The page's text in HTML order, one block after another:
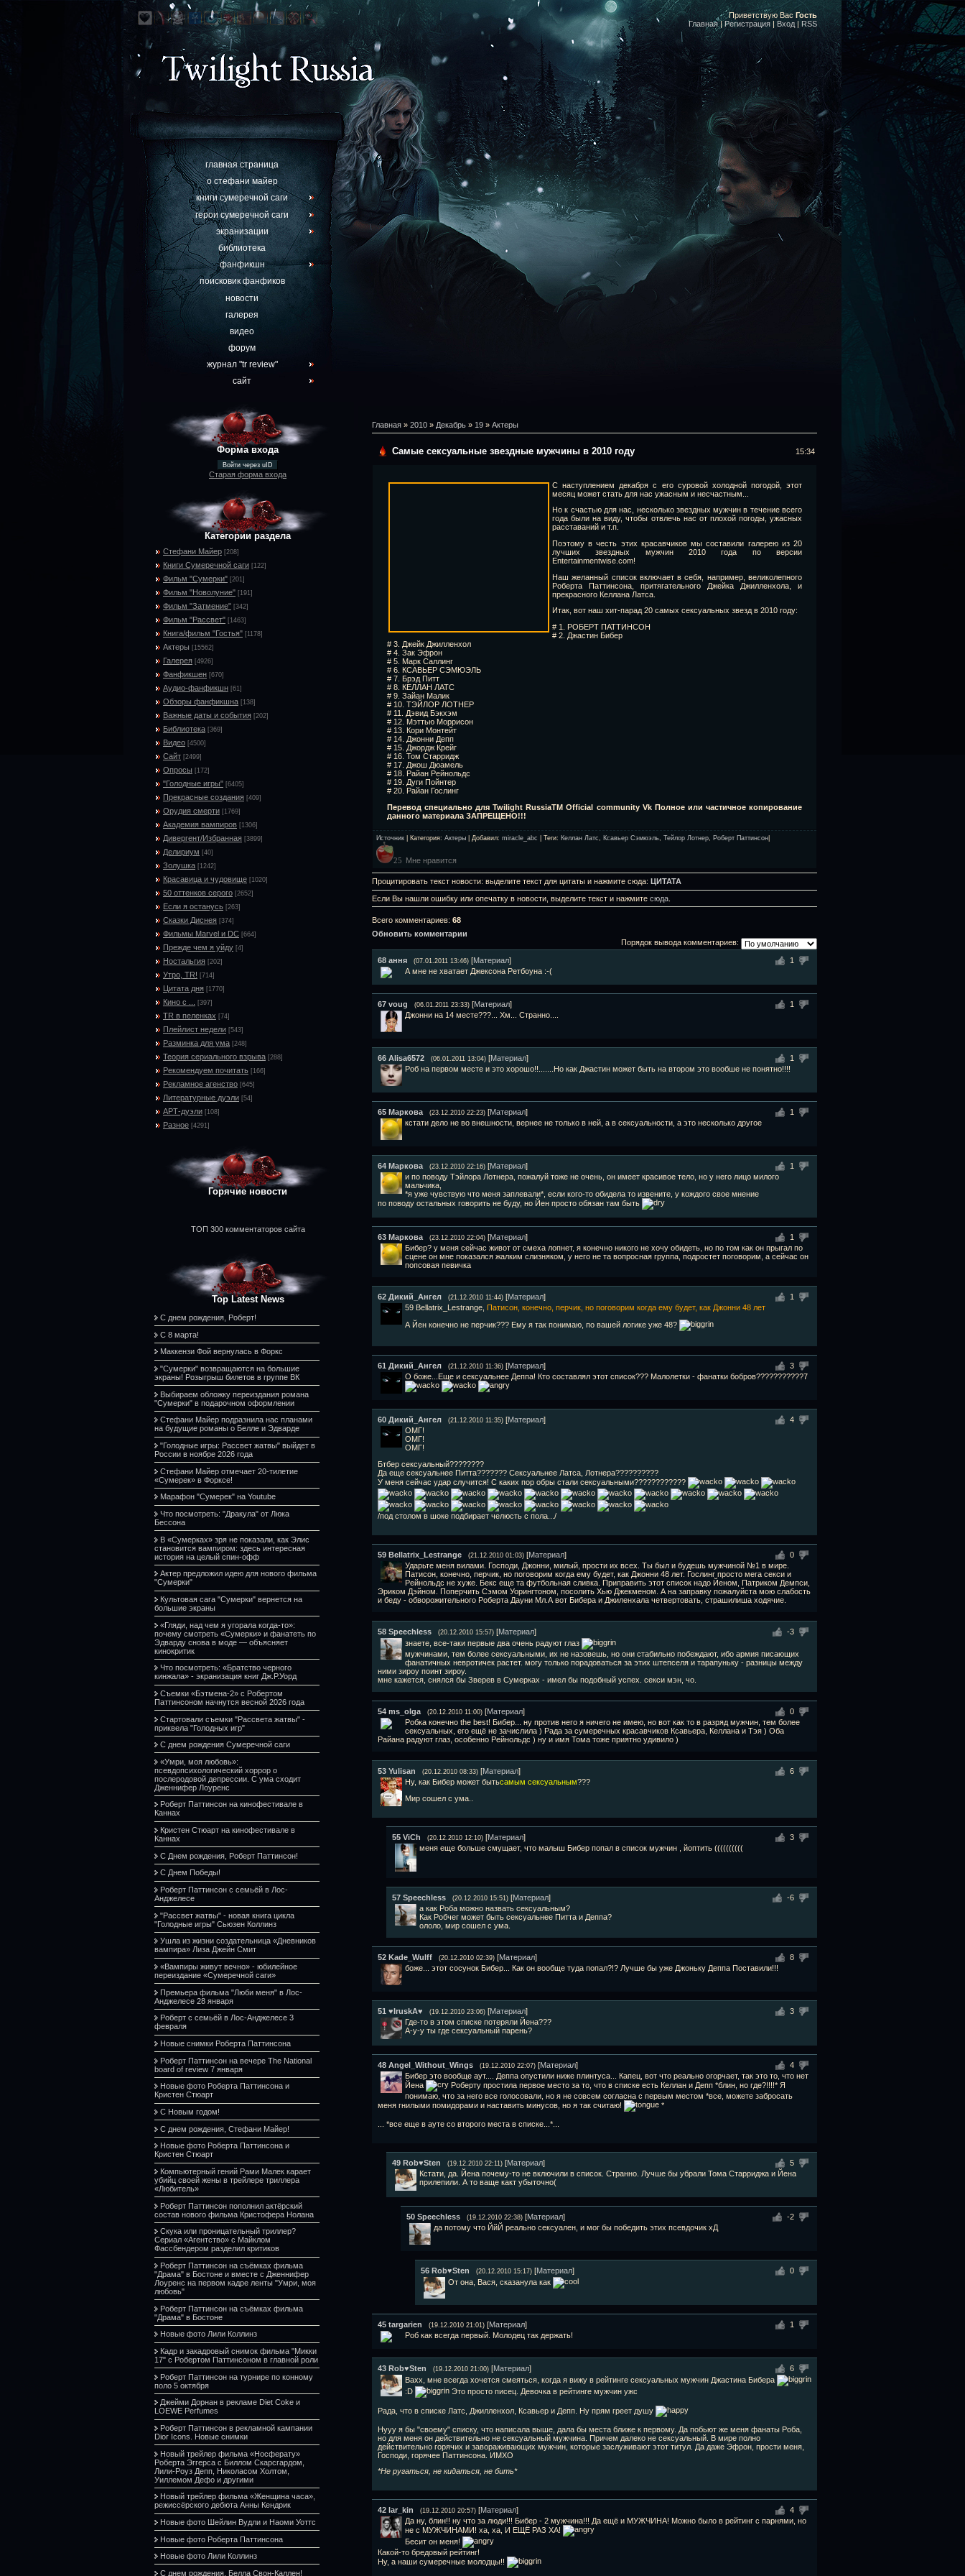
Приветствую Вас Гость
Главная|Регистрация | Вход | RSS
главная страница
о стефани майер
книги сумеречной саги
герои сумеречной саги
экранизации
библиотека
фанфикшн
поисковик фанфиков
новости
галерея
видео
форум
журнал "tr review"
сайт
Форма входа
Войти через uID
Старая форма входа
Категории раздела
Стефани Майер [208]
Книги Сумеречной саги [122]
Фильм "Сумерки" [201]
Фильм "Новолуние" [191]
Фильм "Затмение" [342]
Фильм "Рассвет" [1463]
Книга/фильм "Гостья" [1178]
Актеры [15562]
Галерея [4926]
Фанфикшен [670]
Аудио-фанфикшн [61]
Обзоры фанфикшна [138]
Важные даты и события [202]
Библиотека [369]
Видео [4500]
Сайт [2499]
Опросы [172]
"Голодные игры" [6405]
Прекрасные создания [409]
Орудия смерти [1769]
Академия вампиров [1306]
Дивергент/Избранная [3899]
Делириум [40]
Золушка [1242]
Красавица и чудовище [1020]
50 оттенков серого [2652]
Если я останусь [263]
Сказки Диснея [374]
Фильмы Marvel и DC [664]
Прежде чем я уйду [4]
Ностальгия [202]
Утро, TR! [714]
Цитата дня [1770]
Кино с ... [397]
TR в пеленках [74]
Плейлист недели [543]
Разминка для ума [248]
Теория сериального взрыва [288]
Рекомендуем почитать [166]
Рекламное агенство [645]
Литературные дуэли [54]
АРТ-дуэли [108]
Разное [4291]
Горячие новости
ТОП 300 комментаторов сайта
Top Latest News
С днем рождения, Роберт!
С 8 марта!
Маккензи Фой вернулась в Форкс
"Сумерки" возвращаются на большие
экраны! Розыгрыш билетов в группе ВК
Выбираем обложку переиздания романа
"Сумерки" в подарочном оформлении
Стефани Майер подразнила нас планами
на будущие романы о Белле и Эдварде
"Голодные игры: Рассвет жатвы" выйдет в
России в ноябре 2026 года
Стефани Майер отмечает 20-тилетие
«Сумерек» в Форксе!
Марафон "Сумерек" на Youtube
Что посмотреть: "Дракула" от Люка
Бессона
В «Сумерках» зря не показали, как Элис
становится вампиром: здесь интересная
история на целый спин-офф
Актер предложил идею для нового фильма
"Сумерки"
Культовая сага "Сумерки" вернется на
большие экраны
«Гляди, над чем я угорала когда-то»:
почему смотреть «Сумерки» и фанатеть по
Эдварду снова в моде — объясняет
кинокритик
Что посмотреть: «Братство черного
кинжала» - экранизация книг Дж.Р.Уорд
Съемки «Бэтмена-2» с Робертом
Паттинсоном начнутся весной 2026 года
Стартовали съемки "Рассвета жатвы" -
приквела "Голодных игр"
С днем рождения Сумеречной саги
«Умри, моя любовь»:
псевдопсихологический хоррор о
послеродовой депрессии. С ума сходит
Дженнифер Лоуренс
Роберт Паттинсон на кинофестивале в
Каннах
Кристен Стюарт на кинофестивале в
Каннах
С Днем рождения, Роберт Паттинсон!
С Днем Победы!
Роберт Паттинсон с семьёй в Лос-
Анджелесе
"Рассвет жатвы" - новая книга цикла
"Голодные игры" Сьюзен Коллинз
Ушла из жизни создательница «Дневников
вампира» Лиза Джейн Смит
«Вампиры живут вечно» - юбилейное
переиздание «Сумеречной саги»
Премьера фильма "Люби меня" в Лос-
Анджелесе 28 января
Роберт с семьёй в Лос-Анджелесе 3
февраля
Новые снимки Роберта Паттинсона
Роберт Паттинсон на вечере The National
board of review 7 января
Новые фото Роберта Паттинсона и
Кристен Стюарт
С Новым годом!
С днем рождения, Стефани Майер!
Новые фото Роберта Паттинсона и
Кристен Стюарт
Компьютерный гений Рами Малек карает
убийц своей жены в трейлере триллера
«Любитель»
Роберт Паттинсон пополнил актёрский
состав нового фильма Кристофера Нолана
Скука или проницательный триллер?
Сериал «Агентство» с Майклом
Фассбендером разделил критиков
Роберт Паттинсон на съёмках фильма
"Драма" в Бостоне и вместе с Дженнифер
Лоуренс на первом кадре ленты "Умри, моя
любовь"
Роберт Паттинсон на съёмках фильма
"Драма" в Бостоне
Новые фото Лили Коллинз
Кадр и закадровый снимок фильма "Микки
17" с Робертом Паттинсоном в главной роли
Роберт Паттинсон на турнире по конному
поло 5 октября
Джейми Дорнан в рекламе Diet Coke и
LOEWE Perfumes
Роберт Паттинсон в рекламной кампании
Dior Icons. Новые снимки
Новый трейлер фильма «Носферату»
Роберта Эггерса с Биллом Скарсгардом,
Лили-Роуз Депп, Николасом Холтом,
Уиллемом Дефо и другими
Новый трейлер фильма «Женщина часа»,
режиссёрского дебюта Анны Кендрик
Новые фото Шейлин Вудли и Наоми Уоттс
Новые фото Роберта Паттинсона
Новые фото Лили Коллинз
С днем рождения, Белла Свон-Каллен!
Главная » 2010 » Декабрь » 19 » Актеры
Самые сексуальные звездные мужчины в 2010 году 15:34
С наступлением декабря с его суровой холодной погодой, этот
месяц может стать для нас ужасным и несчастным...
Но к счастью для нас, несколько звездных мужчин в течение всего
года были на виду, чтобы отвлечь нас от плохой погоды, ужасных
расставаний и т.п.
Поэтому в честь этих красавчиков мы составили галерею из 20
лучших звездных мужчин 2010 года по версии
Entertainmentwise.com!
Наш желанный список включает в себя, например, великолепного
Роберта Паттинсона, притягательного Джейка Джилленхола, и
прекрасного Келлана Латса.
Итак, вот наш хит-парад 20 самых сексуальных звезд в 2010 году:
# 1. РОБЕРТ ПАТТИНСОН
# 2. Джастин Бибер
# 3. Джейк Джилленхол
# 4. Зак Эфрон
# 5. Марк Саллинг
# 6. КСАВЬЕР СЭМЮЭЛЬ
# 7. Брэд Питт
# 8. КЕЛЛАН ЛАТС
# 9. Зайан Малик
# 10. ТЭЙЛОР ЛОТНЕР
# 11. Дэвид Бэкхэм
# 12. Мэттью Моррисон
# 13. Кори Монтейт
# 14. Джонни Депп
# 15. Джордж Крейг
# 16. Том Старридж
# 17. Джош Дюамель
# 18. Райан Рейнольдс
# 19. Дуги Пойнтер
# 20. Райан Гослинг
Перевод специально для Twilight RussiaTM Оfficial community Vk Пoлнoe или чacтичнoe кoпиpoвaниe
дaннoгo мaтepиaлa ЗАПРЕЩЕНО!!!
Источник Категория: Актеры Добавил: miracle_abc Теги: Келлан Латс Ксавьер Сэмюэль Тейлор Лотнер Роберт Паттинсон
25 Мне нравится
Процитировать текст новости: выделите текст для цитаты и нажмите сюда: ЦИТАТА
Если Вы нашли ошибку или опечатку в новости, выделите текст и нажмите сюда
Всего комментариев: 68
Обновить комментарии
Порядок вывода комментариев:
1
68 ання (07.01.2011 13:46) [Материал]
А мне не хватает Джексона Ретбоуна :-(
1
67 voug (06.01.2011 23:33) [Материал]
Джонни на 14 месте???... Хм... Странно....
1
66 Alisa6572 (06.01.2011 13:04) [Материал]
Роб на первом месте и это хорошо!!.......Но как Джастин может быть на втором это вообше не понятно!!!!
1
65 Маркова (23.12.2010 22:23) [Материал]
кстати дело не во внешности, вернее не только в ней, а в сексуальности, а это несколько другое
1
64 Маркова (23.12.2010 22:16) [Материал]
и по поводу Тэйлора Лотнера, пожалуй тоже не очень, он имеет красивое тело, но у него лицо милого
мальчика,
*я уже чувствую что меня заплевали*, если кого-то обидела то извените, у кождого свое мнение
по поводу остальных говорить не буду, но Йен просто обязан там быть
1
63 Маркова (23.12.2010 22:04) [Материал]
Бибер? у меня сейчас живот от смеха лопнет, я конечно никого не хочу обидеть, но по том как он прыгал по
сцене он мне показался жалким слизняком, у него не та вопросная группа, подростет поговорим, а сейчас он
попсовая певичка
1
62 Дикий_Ангел (21.12.2010 11:44) [Материал]
59 Bellatrix_Lestrange,
Патисон, конечно, перчик, но поговорим когда ему будет, как Джонни 48 лет
А Йен конечно не перчик??? Ему я так понимаю, по вашей логике уже 48?
3
61 Дикий_Ангел (21.12.2010 11:36) [Материал]
О боже...Еще и сексуальнее Деппа! Кто составлял этот список??? Малолетки - фанатки бобров???????????7
4
60 Дикий_Ангел (21.12.2010 11:35) [Материал]
ОМГ!
ОМГ!
ОМГ!
Бтбер сексуальный????????
Да еще сексуальнее Питта??????? Сексуальнее Латса, Лотнера??????????
У меня сейчас удар случится! С каких пор обры стали сексуальными????????????
/под столом в шоке подбирает челюсть с пола.../
0
59 Bellatrix_Lestrange (21.12.2010 01:03) [Материал]
Ударьте меня вилами. Господи, Джонни, милый, прости их всех. Ты был и будешь мужчиной №1 в мире.
Патисон, конечно, перчик, но поговорим когда ему будет, как Джонни 48 лет. Гослинг просто мега секси и
Рейнольдс не хуже. Бекс еще та футбольная сливка. Приправить этот список надо Йеном, Патриком Демпси,
Эриком Дэйном. Поперчить Сэмом Уорингтоном, посолить Хью Джекменом. А на заправку пожалуйста мою слабость
и беду - обворожительного Роберта Дауни Мл.А вот Бибера и Джиленхала четвертовать, страшилиша ходячие.
-3
58 Speechless (20.12.2010 15:57) [Материал]
знаете, все-таки первые два очень радуют глаз
мужчинами, тем более сексуальными, их не назовешь, но они стабильно побеждают, ибо армия писающих
фанатичных невротичек растет. могу только порадоваться за этих штепселя и тарапуньку - разницы между
ними зироу поинт зироу.
мне кажется, снялся бы Зверев в Сумерках - имел бы подобный успех. секси мэн, чо.
0
54 ms_olga (20.12.2010 11:00) [Материал]
Робка конечно the best! Бибер... ну против него я ничего не имею, но вот как то в разряд мужчин, тем более
сексуальных, его ещё не зачислила ) Рада за сумеречных красавчиков Ксавьера, Келлана и Тэя ) Оба
Райана радуют глаз, особенно Рейнольдс ) ну и имя Тома тоже приятно удивило )
6
53 Yulisan (20.12.2010 08:33) [Материал]
Ну, как Бибер может бытьсамым сексуальным???
Мир сошел с ума..
3
55 ViCh (20.12.2010 12:10) [Материал]
меня еще больше смущает, что малыш Бибер попал в список мужчин , йоптить ((((((((((
-6
57 Speechless (20.12.2010 15:51) [Материал]
а как Роба можно назвать сексуальным?
Как Робчег может быть сексуальнее Питта и Деппа?
ололо, мир сошел с ума.
8
52 Kade_Wulff (20.12.2010 02:39) [Материал]
боже... этот сосунок Бибер... Как он вообще туда попал?!? Лучше бы уже Джоньку Деппа Поставили!!!
3
51 ♥IruskA♥ (19.12.2010 23:06) [Материал]
Где-то в этом списке потеряли Йена???
А-у-у ты где сексуальный парень?
4
48 Angel_Without_Wings (19.12.2010 22:07) [Материал]
Бибер это вообще аут.... Деппа опустили ниже плинтуса... Капец, вот что реально огорчает, так это то, что нет
Йена
Роберту простила первое место за то, что в списке есть Келлан и Депп *блин, но где?!!!!* Я
понимаю, что за него все голосовали, но я не совсем согласна с первым местом *все, можете забросать
меня гнилыми помидорами и наставить минусов, но я так считаю!
*
... *все еще в ауте со второго места в списке...*...
5
49 Rob♥Sten (19.12.2010 22:11) [Материал]
Кстати, да. Йена почему-то не включили в список. Странно. Лучше бы убрали Тома Старриджа и Йена
прилепили. А то ваще какт убыточно(
-2
50 Speechless (19.12.2010 22:38) [Материал]
да потому что ЙйЙ реально сексуален, и мог бы победить этих псевдочик хД
0
56 Rob♥Sten (20.12.2010 15:17) [Материал]
От она, Вася, сказанула как
1
45 targarien (19.12.2010 21:01) [Материал]
Роб как всегда первый. Молодец так держать!
6
43 Rob♥Sten (19.12.2010 21:00) [Материал]
Вахх, мне всегда хочется смеяться, когда я вижу в рейтинге сексуальных мужчин Джастина Бибера
:D
Это просто писец. Девочка в рейтинге мужчин ужс
Рада, что в списке Латс, Джилленхол, Ксавьер и Депп. Ну прям греет душу
Нууу я бы "своему" списку, что написала выше, дала бы места ближе к первому. Да побьют же меня фанаты Роба,
но для меня он действительно не сексуальный мужчина. Причем далеко не сексуальный. В мире полно
действительно горячих и завораживающих мужчин, которые заслуживают этот титул. Да даже Эфрон, прости меня,
Гоcподи, горячее Паттинсона. ИМХО
*Не ругаться, не кидаться, не бить*
4
42 lar_kin (19.12.2010 20:57) [Материал]
Да ну, блин!! ну что за люди!!! Бибер - 2 мужчина!!! Да ещё и МУЖЧИНА! Можно было в рейтинг с парнями, но
не с МУЖЧИНАМИ! ха, ха, И ЕЩЁ РАЗ ХА!
Бесит он меня!
Какой-то бредовый рейтинг!
Ну, а наши сумеречные молодцы!!